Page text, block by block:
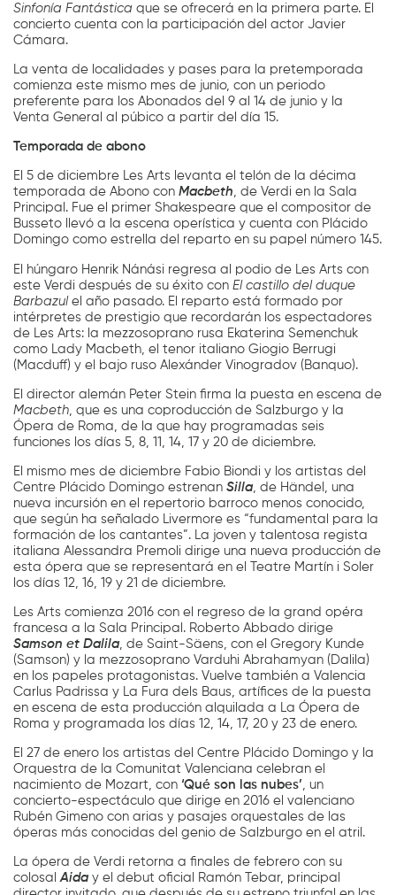
Sinfonía Fantástica que se ofrecerá en la primera parte. El
concierto cuenta con la participación del actor Javier
Cámara.
La venta de localidades y pases para la pretemporada
comienza este mismo mes de junio, con un periodo
preferente para los Abonados del 9 al 14 de junio y la
Venta General al púbico a partir del día 15.
Temporada de abono
El 5 de diciembre Les Arts levanta el telón de la décima
temporada de Abono conMacbeth, de Verdi en la Sala
Principal. Fue el primer Shakespeare que el compositor de
Busseto llevó a la escena operística y cuenta con Plácido
Domingo como estrella del reparto en su papel número 145.
El húngaro Henrik Nánási regresa al podio de Les Arts con
este Verdi después de su éxito conEl castillo del duque
Barbazulel año pasado. El reparto está formado por
intérpretes de prestigio que recordarán los espectadores
de Les Arts: la mezzosoprano rusa Ekaterina Semenchuk
como Lady Macbeth, el tenor italiano Giogio Berrugi
(Macduff) y el bajo ruso Alexánder Vinogradov (Banquo).
El director alemán Peter Stein firma la puesta en escena de
Macbeth , que es una coproducción de Salzburgo y la
Ópera de Roma, de la que hay programadas seis
funciones los días 5, 8, 11, 14, 17 y 20 de diciembre.
El mismo mes de diciembre Fabio Biondi y los artistas del
Centre Plácido Domingo estrenanSilla , de Händel, una
nueva incursión en el repertorio barroco menos conocido,
que según ha señalado Livermore es “fundamental para la
formación de los cantantes”. La joven y talentosa regista
italiana Alessandra Premoli dirige una nueva producción de
esta ópera que se representará en el Teatre Martín i Soler
los días 12, 16, 19 y 21 de diciembre.
Les Arts comienza 2016 con el regreso de la grand opéra
francesa a la Sala Principal. Roberto Abbado dirige
Samson et Dalila, de Saint-Säens, con el Gregory Kunde
(Samson) y la mezzosoprano Varduhi Abrahamyan (Dalila)
en los papeles protagonistas. Vuelve también a Valencia
Carlus Padrissa y La Fura dels Baus, artífices de la puesta
en escena de esta producción alquilada a La Ópera de
Roma y programada los días 12, 14, 17, 20 y 23 de enero.
El 27 de enero los artistas del Centre Plácido Domingo y la
Orquestra de la Comunitat Valenciana celebran el
nacimiento de Mozart, con ‘Qué son las nubes’, un
concierto-espectáculo que dirige en 2016 el valenciano
Rubén Gimeno con arias y pasajes orquestales de las
óperas más conocidas del genio de Salzburgo en el atril.
La ópera de Verdi retorna a finales de febrero con su
colosalAida y el debut oficial Ramón Tebar, principal